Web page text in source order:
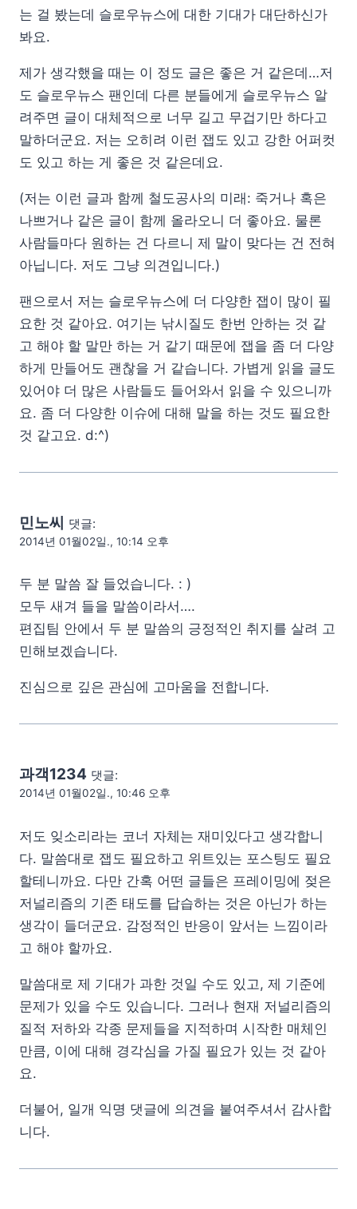
는 걸 봤는데 슬로우뉴스에 대한 기대가 대단하신가
봐요.
제가 생각했을 때는 이 정도 글은 좋은 거 같은데…저
도 슬로우뉴스 팬인데 다른 분들에게 슬로우뉴스 알
려주면 글이 대체적으로 너무 길고 무겁기만 하다고
말하더군요. 저는 오히려 이런 잽도 있고 강한 어퍼컷
도 있고 하는 게 좋은 것 같은데요.
(저는 이런 글과 함께 철도공사의 미래: 죽거나 혹은
나쁘거나 같은 글이 함께 올라오니 더 좋아요. 물론
사람들마다 원하는 건 다르니 제 말이 맞다는 건 전혀
아닙니다. 저도 그냥 의견입니다.)
팬으로서 저는 슬로우뉴스에 더 다양한 잽이 많이 필
요한 것 같아요. 여기는 낚시질도 한번 안하는 것 같
고 해야 할 말만 하는 거 같기 때문에 잽을 좀 더 다양
하게 만들어도 괜찮을 거 같습니다. 가볍게 읽을 글도
있어야 더 많은 사람들도 들어와서 읽을 수 있으니까
요. 좀 더 다양한 이슈에 대해 말을 하는 것도 필요한
것 같고요. d:^)
민노씨 댓글:
2014년 01월02일., 10:14 오후
두 분 말씀 잘 들었습니다. : )
모두 새겨 들을 말씀이라서….
편집팀 안에서 두 분 말씀의 긍정적인 취지를 살려 고
민해보겠습니다.
진심으로 깊은 관심에 고마움을 전합니다.
과객1234 댓글:
2014년 01월02일., 10:46 오후
저도 잊소리라는 코너 자체는 재미있다고 생각합니
다. 말씀대로 잽도 필요하고 위트있는 포스팅도 필요
할테니까요. 다만 간혹 어떤 글들은 프레이밍에 젖은
저널리즘의 기존 태도를 답습하는 것은 아닌가 하는
생각이 들더군요. 감정적인 반응이 앞서는 느낌이라
고 해야 할까요.
말씀대로 제 기대가 과한 것일 수도 있고, 제 기준에
문제가 있을 수도 있습니다. 그러나 현재 저널리즘의
질적 저하와 각종 문제들을 지적하며 시작한 매체인
만큼, 이에 대해 경각심을 가질 필요가 있는 것 같아
요.
더불어, 일개 익명 댓글에 의견을 붙여주셔서 감사합
니다.